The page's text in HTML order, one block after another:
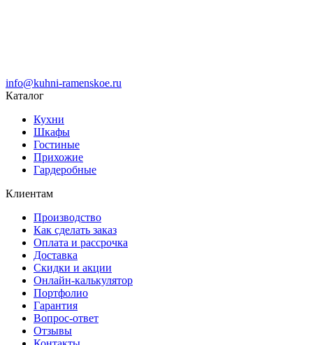
info@kuhni-ramenskoe.ru
Каталог
Кухни
Шкафы
Гостиные
Прихожие
Гардеробные
Клиентам
Производство
Как сделать заказ
Оплата и рассрочка
Доставка
Скидки и акции
Онлайн-калькулятор
Портфолио
Гарантия
Вопрос-ответ
Отзывы